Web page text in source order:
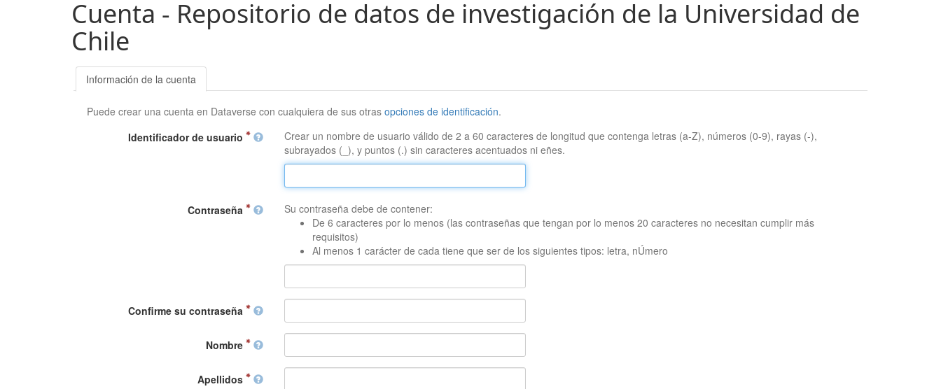
Cuenta - Repositorio de datos de investigación de la Universidad de
Chile
Información de la cuenta
Puede crear una cuenta en Dataverse con cualquiera de sus otrasopciones de identificación.
Identificador de usuario
Crear un nombre de usuario válido de 2 a 60 caracteres de longitud que contenga letras (a-Z), números (0-9), rayas (-),
subrayados (_), y puntos (.) sin caracteres acentuados ni eñes.
Contraseña
Su contraseña debe de contener:
De 6 caracteres por lo menos (las contraseñas que tengan por lo menos 20 caracteres no necesitan cumplir más
requisitos)
Al menos 1 carácter de cada tiene que ser de los siguientes tipos: letra, nÚmero
Confirme su contraseña
Nombre
Apellidos